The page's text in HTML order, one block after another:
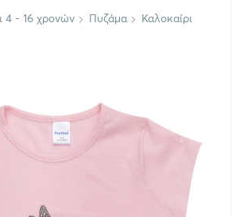
4 - 16 χρονών Πυζάμα Καλοκαίρι